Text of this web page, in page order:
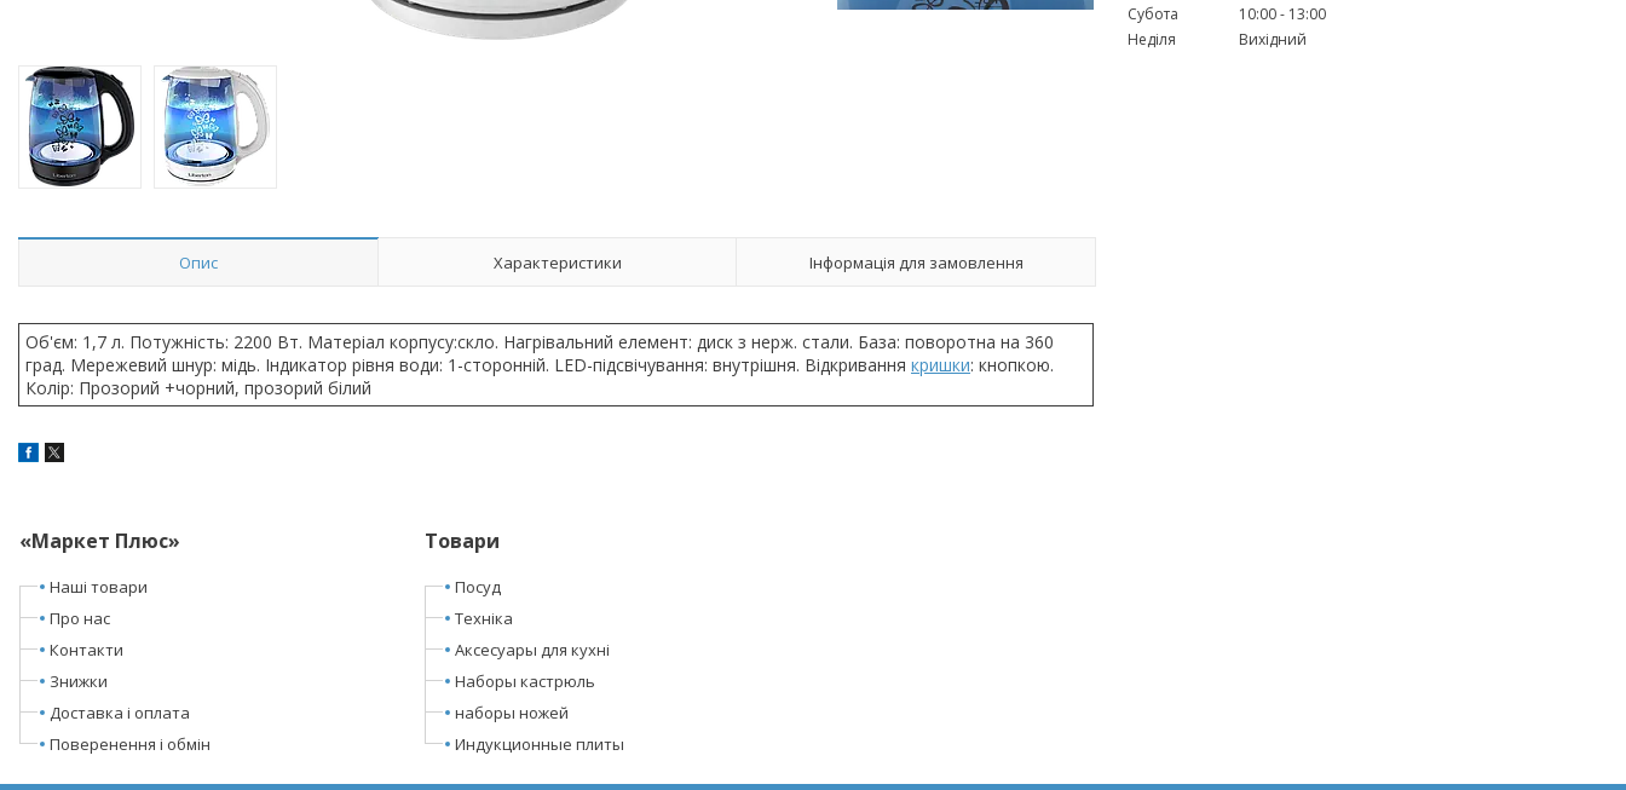
Опис Характеристики Інформація для замовлення
Об'єм: 1,7 л. Потужність: 2200 Вт. Матеріал корпусу:скло. Нагрівальний елемент: диск з нерж. стали. База: поворотна на 360
град. Мережевий шнур: мідь. Індикатор рівня води: 1-сторонній. LED-підсвічування: внутрішня. Відкривання кришки: кнопкою.
Колір: Прозорий +чорний, прозорий білий
Субота
10:00
13:00
Неділя
Вихідний
«Маркет Плюс»
Наші товари
Про нас
Контакти
Знижки
Доставка і оплата
Поверенення і обмін
Товари
Посуд
Техніка
Аксесуары для кухні
Наборы кастрюль
наборы ножей
Индукционные плиты